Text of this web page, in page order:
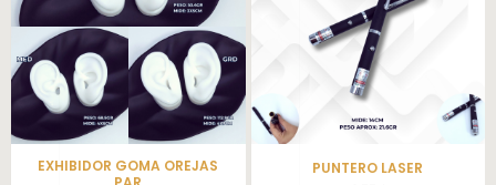
EXHIBIDOR GOMA OREJAS
PUNTERO LASER